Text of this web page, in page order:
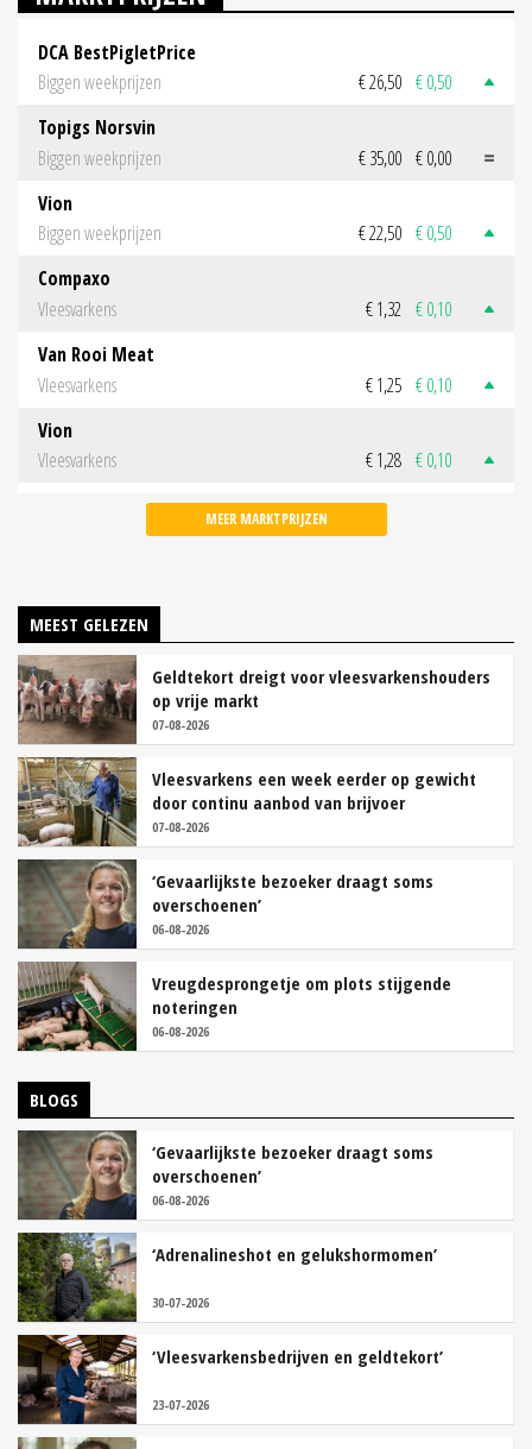
DCA BestPigletPrice
Biggen weekprijzen
€ 26,50 € 0,50
Topigs Norsvin
Biggen weekprijzen
€ 35,00 € 0,00
Vion
Biggen weekprijzen
€ 22,50 € 0,50
Compaxo
Vleesvarkens
€ 1,32 € 0,10
Van Rooi Meat
Vleesvarkens
€ 1,25 € 0,10
Vion
Vleesvarkens
€ 1,28 € 0,10
MEER MARKTPRIJZEN
MEEST GELEZEN
Geldtekort dreigt voor vleesvarkenshouders
op vrije markt
07-08-2026
Vleesvarkens een week eerder op gewicht
door continu aanbod van brijvoer
07-08-2026
‘Gevaarlijkste bezoeker draagt soms
overschoenen’
06-08-2026
Vreugdesprongetje om plots stijgende
noteringen
06-08-2026
BLOGS
‘Gevaarlijkste bezoeker draagt soms
overschoenen’
06-08-2026
‘Adrenalineshot en gelukshormomen’
30-07-2026
‘Vleesvarkensbedrijven en geldtekort’
23-07-2026